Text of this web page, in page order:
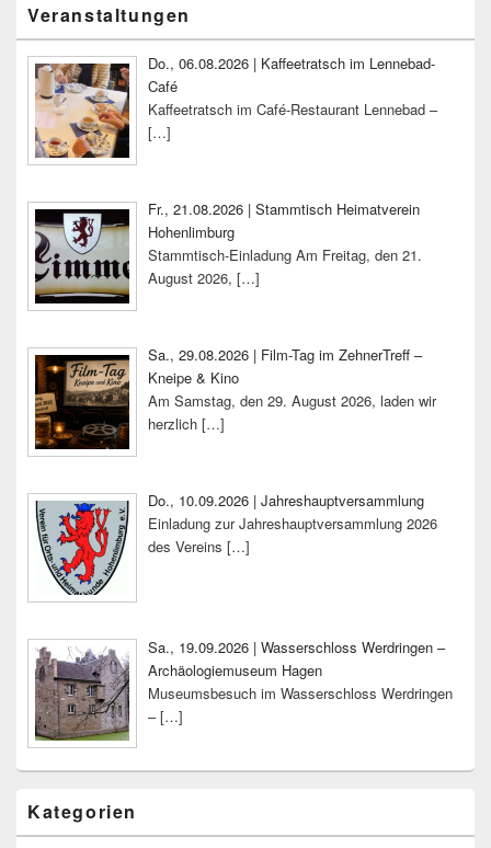
Seitenleisten-
Widgetbereich
Veranstaltungen
Do., 06.08.2026 | Kaffeetratsch im Lennebad-
Café
Kaffeetratsch im Café-Restaurant Lennebad –
[…]
Fr., 21.08.2026 | Stammtisch Heimatverein
Hohenlimburg
Stammtisch-Einladung Am Freitag, den 21.
August 2026, […]
Sa., 29.08.2026 | Film-Tag im ZehnerTreff –
Kneipe & Kino
Am Samstag, den 29. August 2026, laden wir
herzlich […]
Do., 10.09.2026 | Jahreshauptversammlung
Einladung zur Jahreshauptversammlung 2026
des Vereins […]
Sa., 19.09.2026 | Wasserschloss Werdringen –
Archäologiemuseum Hagen
Museumsbesuch im Wasserschloss Werdringen
–[…]
Kategorien